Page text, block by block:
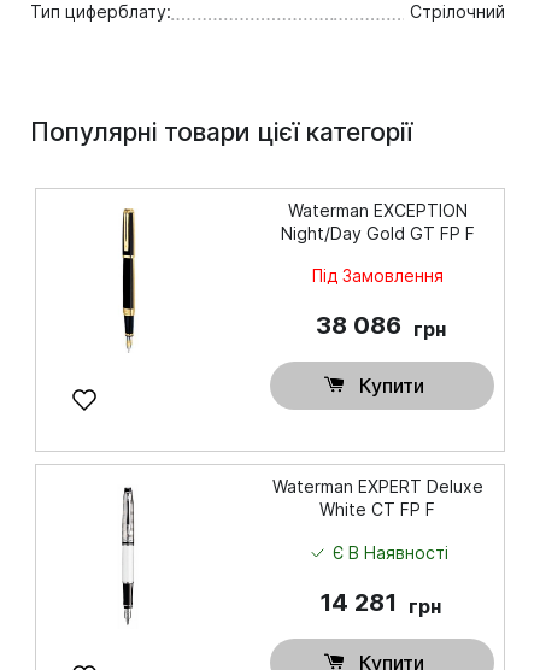
Тип циферблату:
Стрілочний
Популярні товари цієї категорії
Waterman EXCEPTION
Night/Day Gold GT FP F
Під Замовлення
38 086 грн
Купити
Waterman EXPERT Deluxe
White CT FP F
Є В Наявності
14 281 грн
Купити